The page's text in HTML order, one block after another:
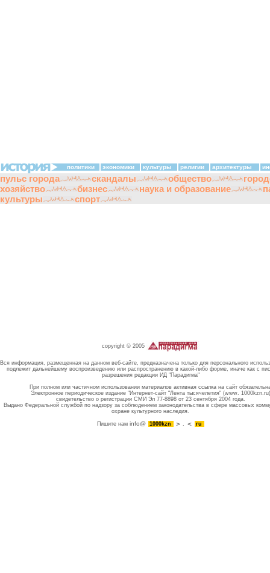
политики экономики культуры религии архитектуры
пульс города скандалы общество
хозяйство
бизнес наука и образование
культуры
спорт
copyright © 2005
Вся информация, размещенная на данном веб-сайте, предназначена только для персонального
подлежит дальнейшему воспроизведению или распространению в какой-либо форме, иначе как с
разрешения редакции ИД "Парадигма"
При полном или частичном использовании материалов активная ссылка на сайт
Электронное периодическое издание "Интернет-сайт "Лента тысячелетия" (www. 1000kzn.ru)
свидетельство о регистрации СМИ Эл 77-8898 от 23 сентября 2004 года.
Выдано Федеральной службой по надзору за соблюдением законодательства в сфере массовых
охране культурного наследия.
Пишите намinfo@ 1000kzn . ru